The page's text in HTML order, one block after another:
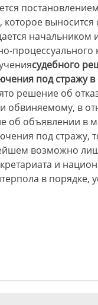
выносится
начальником
процессуального
судебного
под стражу в
решение об
обвиняемому, в
об объявлении в
под стражу,
возможно
и
в порядке,